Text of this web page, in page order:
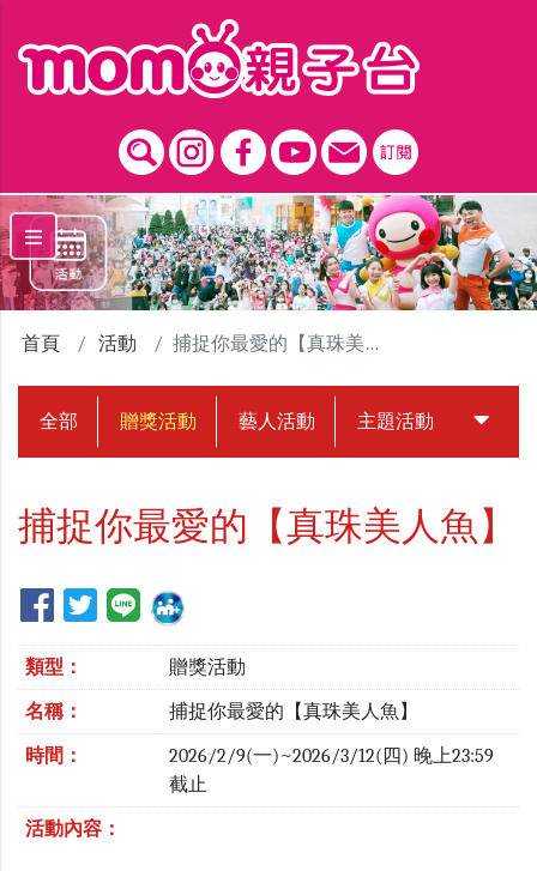
首頁 活動 捕捉你最愛的【真珠美人魚】
全部 贈獎活動 藝人活動 主題活動 中獎名
捕捉你最愛的【真珠美人魚】
類型： 贈獎活動
名稱： 捕捉你最愛的【真珠美人魚】
時間：
2026/2/9(一)~2026/3/12(四) 晚上23:59
截止
活動內容：